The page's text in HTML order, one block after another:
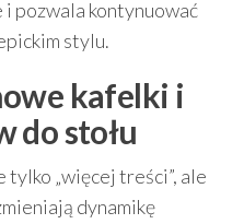
pozwala kontynuować
stylu.
kafelki i
do stołu
„więcej treści”, ale
dynamikę